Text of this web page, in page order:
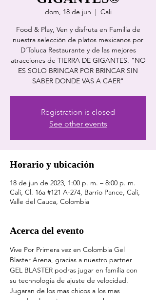
dom, 18 de jun
  |
Cali
Food & Play, Ven y disfruta en Familia de
nuestra selección de platos mexicanos por
D'Toluca Restaurante y de las mejores
atracciones de TIERRA DE GIGANTES. "NO
ES SOLO BRINCAR POR BRINCAR SIN
SABER DONDE VAS A CAER"
Registration is closed
See other events
Horario y ubicación
18 de jun de 2023, 1:00 p. m. – 8:00 p. m.
Cali, Cl. 16a #121 A-274, Barrio Pance, Cali,
Valle del Cauca, Colombia
Acerca del evento
Vive Por Primera vez en Colombia Gel
Blaster Arena, gracias a nuestro partner
GEL BLASTER podras jugar en familia con
su technologia de ajuste de velocidad.
Jugaran de los mas chicos a los mas